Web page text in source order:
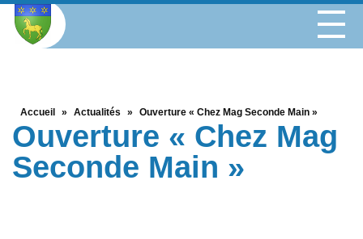
Accueil » Actualités » Ouverture « Chez Mag Seconde Main »
Ouverture « Chez Mag
Seconde Main »